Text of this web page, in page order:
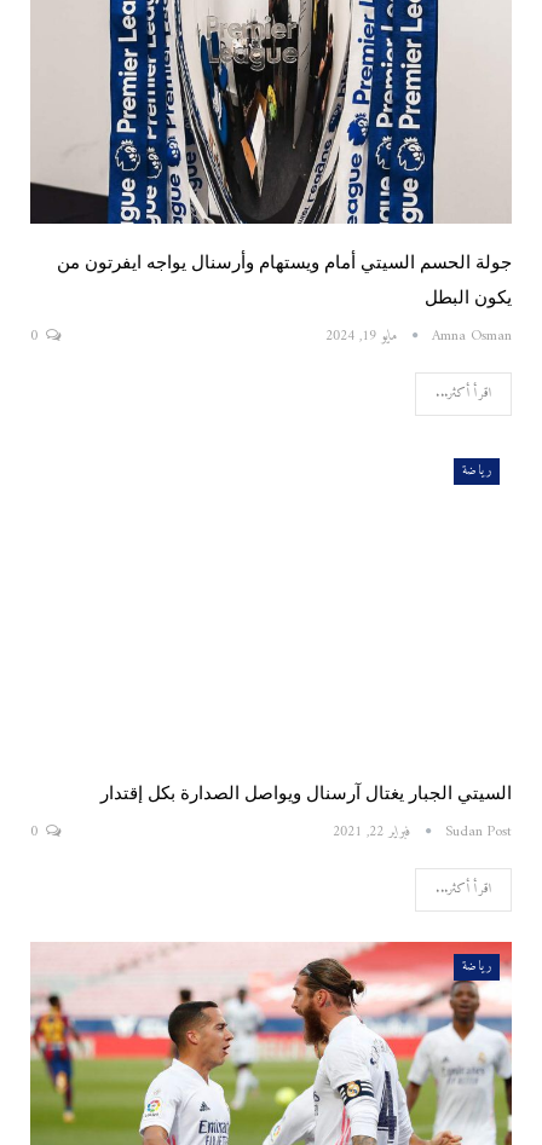
جولة الحسم السيتي أمام ويستهام وأرسنال يواجه ايفرتون من
يكون البطل
Amna Osman مايو 19, 2024
اقرأ أكثر...
رياضة
السيتي الجبار يغتال آرسنال ويواصل الصدارة بكل إقتدار
Sudan Post فبراير 22, 2021
اقرأ أكثر...
رياضة